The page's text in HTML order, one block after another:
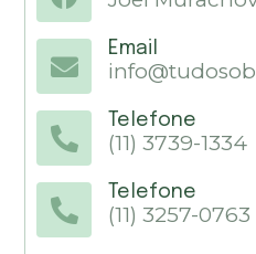
Email
Telefone
(11) 3739-1334
Telefone
(11) 3257-0763